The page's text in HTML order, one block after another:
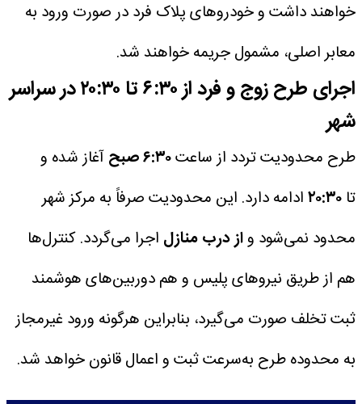
خواهند داشت و خودروهای پلاک فرد در صورت ورود به
معابر اصلی، مشمول جریمه خواهند شد.
اجرای طرح زوج و فرد از ۶:۳۰ تا ۲۰:۳۰ در سراسر
شهر
طرح محدودیت تردد از ساعت۶:۳۰ صبح
آغاز شده و
تا۲۰:۳۰ادامه دارد. این محدودیت صرفاً به مرکز شهر
محدود نمی‌شود واز درب منازل اجرا می‌گردد. کنترل‌ها
هم از طریق نیروهای پلیس و هم دوربین‌های هوشمند
ثبت تخلف صورت می‌گیرد، بنابراین هرگونه ورود غیرمجاز
به محدوده طرح به‌سرعت ثبت و اعمال قانون خواهد شد.